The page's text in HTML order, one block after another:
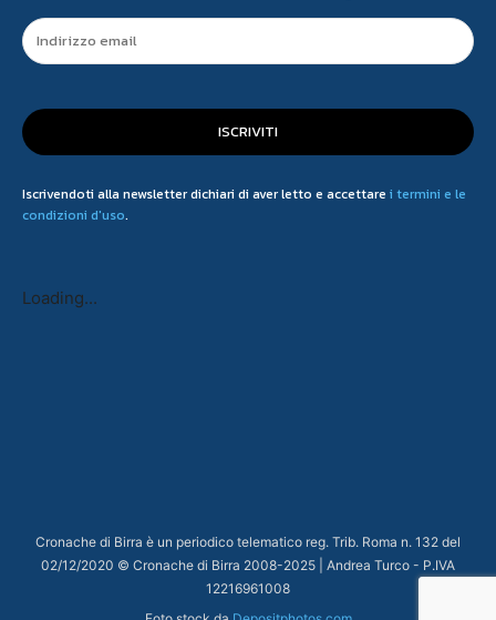
ISCRIVITI
Iscrivendoti alla newsletter dichiari di aver letto e accettare i termini e le
condizioni d'uso.
Loading...
Cronache di Birra è un periodico telematico reg. Trib. Roma n. 132 del
02/12/2020 © Cronache di Birra 2008-2025 | Andrea Turco - P.IVA
12216961008